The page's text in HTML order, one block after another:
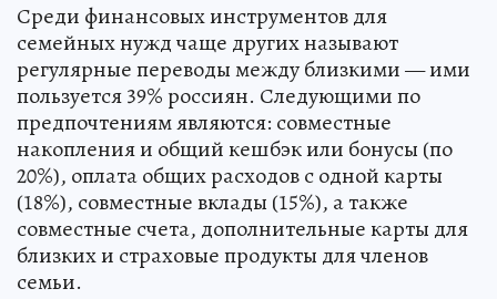
Среди финансовых инструментов для
семейных нужд чаще других называют
регулярные переводы между близкими — ими
пользуется 39% россиян. Следующими по
предпочтениям являются: совместные
накопления и общий кешбэк или бонусы (по
20%), оплата общих расходов с одной карты
(18%), совместные вклады (15%), а также
совместные счета, дополнительные карты для
близких и страховые продукты для членов
семьи.